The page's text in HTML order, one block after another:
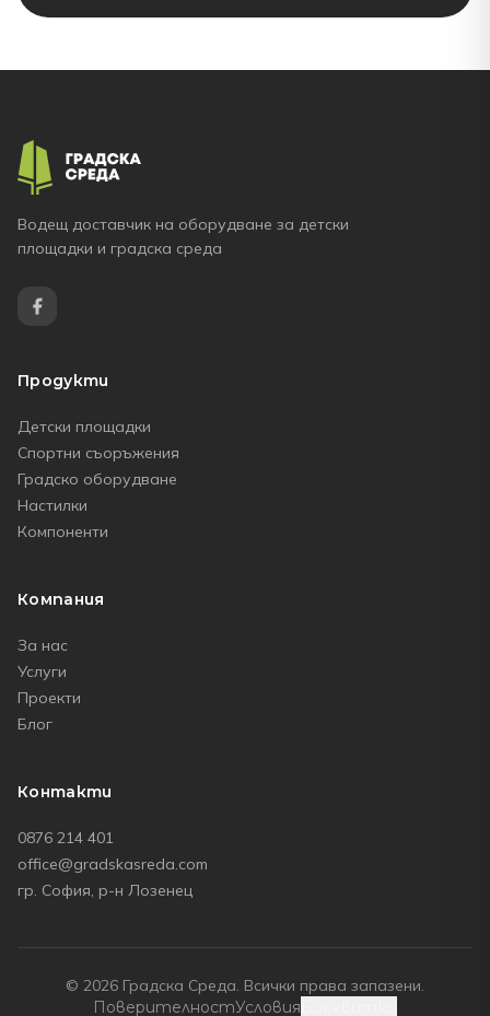
Водещ доставчик на оборудване за детски
площадки и градска среда
Продукти
Детски площадки
Спортни съоръжения
Градско оборудване
Настилки
Компоненти
Компания
За нас
Услуги
Проекти
Блог
Контакти
0876 214 401
office@gradskasreda.com
гр. София, р-н Лозенец
© 2026 Градска Среда. Всички права запазени.
ПоверителностУсловия